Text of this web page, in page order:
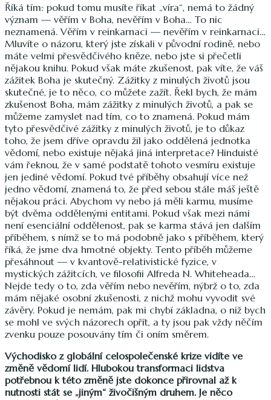
Říká tím: pokud tomu musíte říkat „víra“, nemá to žádný
význam — věřím v Boha, nevěřím v Boha… To nic
neznamená. Věřím v reinkarnaci — nevěřím v reinkarnaci…
Mluvíte o názoru, který jste získali v původní rodině, nebo
máte velmi přesvědčivého kněze, nebo jste si přečetli
nějakou knihu. Pokud však máte zkušenost, pak víte, že váš
zážitek Boha je skutečný. Zážitky z minulých životů jsou
skutečné, je to něco, co můžete zažít. Řekl bych, že mám
zkušenost Boha, mám zážitky z minulých životů, a pak se
můžeme zamyslet nad tím, co to znamená. Pokud mám
tyto přesvědčivé zážitky z minulých životů, je to důkaz
toho, že jsem dříve opravdu žil jako oddělená jednotka
vědomí, nebo existuje nějaká jiná interpretace? Hinduisté
vám řeknou, že v samé podstatě tohoto vesmíru existuje
jen jediné vědomí. Pokud tvé příběhy obsahují více než
jedno vědomí, znamená to, že před sebou stále máš ještě
nějakou práci. Abychom vy nebo já měli karmu, musíme
být dvěma oddělenými entitami. Pokud však mezi námi
není esenciální oddělenost, pak se karma stává jen dalším
příběhem, s nímž se to má podobně jako s příběhem, který
říká, že jsme dva hmotné objekty. Tento příběh můžeme
přesáhnout — v kvantově-relativistické fyzice, v
mystických zážitcích, ve filosofii Alfreda N. Whiteheada…
Nejde tedy o to, zda věřím nebo nevěřím, nýbrž o to, zda
mám nějaké osobní zkušenosti, z nichž mohu vyvodit své
závěry. Pokud je nemám, pak mi chybí základna, o niž bych
se mohl ve svých názorech opřít, a ty jsou pak vždy něčím
zvenku pouze posouvány tím či oním směrem.
Východisko z globální celospolečenské krize vidíte ve
změně vědomí lidí. Hlubokou transformaci lidstva
potřebnou k této změně jste dokonce přirovnal až k
nutnosti stát se „jiným“ živočišným druhem. Je něco